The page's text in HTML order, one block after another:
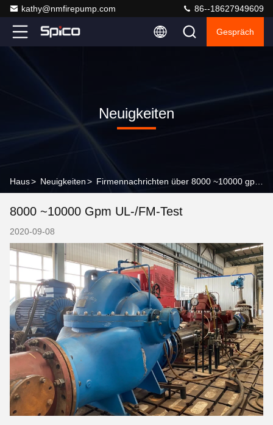
kathy@nmfirepump.com 86--18627949609
Gespräch
Neuigkeiten
Haus> Neuigkeiten>
8000 ~10000 Gpm UL-/FM-Test
2020-09-08